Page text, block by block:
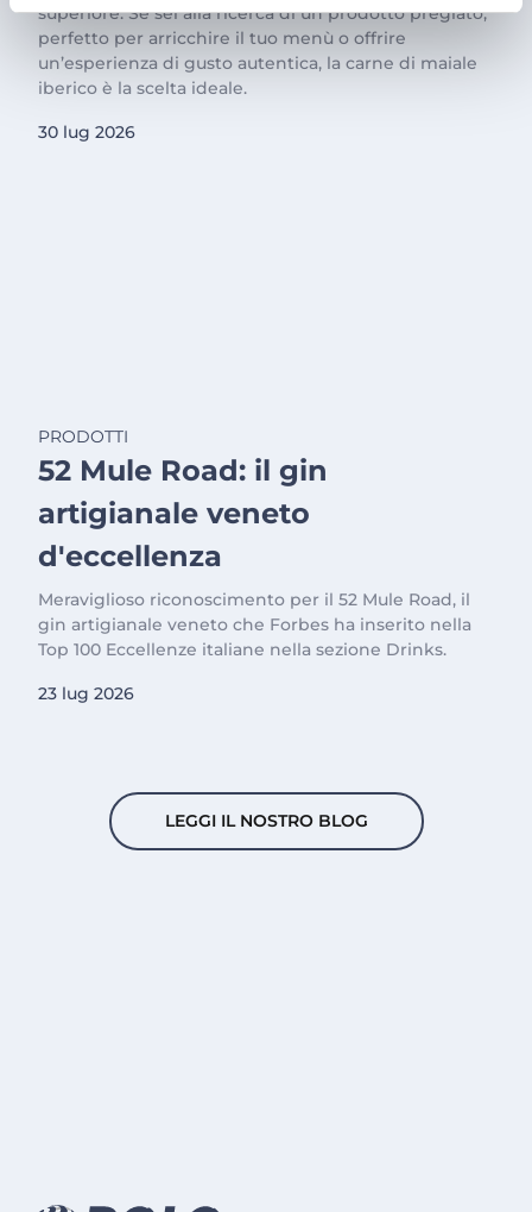
superiore. Se sei alla ricerca di un prodotto pregiato,
perfetto per arricchire il tuo menù o offrire
un’esperienza di gusto autentica, la carne di maiale
iberico è la scelta ideale.
30 lug 2026
PRODOTTI
52 Mule Road: il gin
artigianale veneto
d'eccellenza
Meraviglioso riconoscimento per il 52 Mule Road, il
gin artigianale veneto che Forbes ha inserito nella
Top 100 Eccellenze italiane nella sezione Drinks.
23 lug 2026
LEGGI IL NOSTRO BLOG